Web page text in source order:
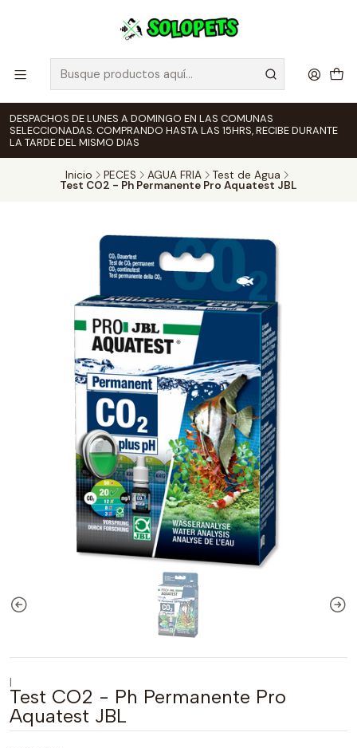
DESPACHOS DE LUNES A DOMINGO EN LAS COMUNAS
SELECCIONADAS. COMPRANDO HASTA LAS 15HRS, RECIBE DURANTE
LA TARDE DEL MISMO DIAS
Inicio PECES AGUA FRIA Test de Agua
Test CO2 - Ph Permanente Pro Aquatest JBL
|
Test CO2 - Ph Permanente Pro
Aquatest JBL